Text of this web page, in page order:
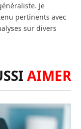
Je
pertinents avec
sur divers
AIMER